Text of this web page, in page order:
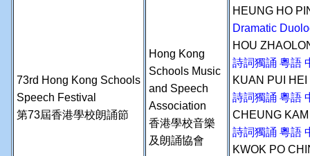
73rd Hong Kong Schools
Speech Festival
第73屆香港學校朗誦節
Hong Kong
Schools Music
and Speech
Association
香港學校音樂
及朗誦協會
HEUNG HO
Dramatic
HOU
詩詞獨誦 粵語
KUAN PUI
詩詞獨誦 粵語
CHEUNG
詩詞獨誦 粵語
KWOK PO